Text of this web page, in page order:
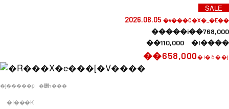
SALE
2026.08.05 �v���C�X�_�E��
�����i��768,000
��110,000 �l����
��658,000�i�ō��j
�j�����p �݌ɂ���
�I���K